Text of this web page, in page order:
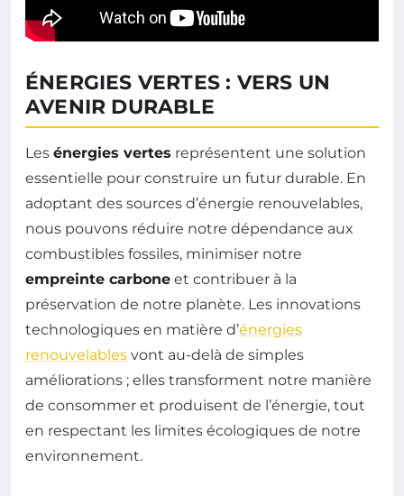
ÉNERGIES VERTES : VERS UN
AVENIR DURABLE
Les énergies vertes représentent une solution
essentielle pour construire un futur durable. En
adoptant des sources d’énergie renouvelables,
nous pouvons réduire notre dépendance aux
combustibles fossiles, minimiser notre
empreinte carbone et contribuer à la
préservation de notre planète. Les innovations
technologiques en matière d’énergies
renouvelables vont au-delà de simples
améliorations ; elles transforment notre manière
de consommer et produisent de l’énergie, tout
en respectant les limites écologiques de notre
environnement.